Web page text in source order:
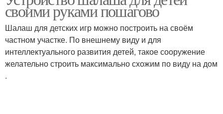
Шалаш для ребенка Компактные шалаши
своими руками пошагово
Шалаш для детских игр можно построить на своём
частном участке. По внешнему виду и для
интеллектуального развития детей, такое сооружение
желательно строить максимально схожим по виду на дом
.